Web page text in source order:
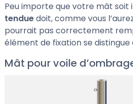
Peu importe que votre mât soit
tenduedoit, comme vous
pourrait pas correctement
élément de fixation se
Mât pour voile